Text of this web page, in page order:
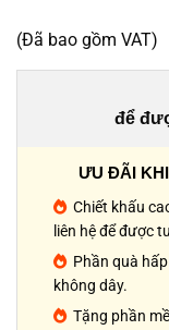
(Đã bao gồm VAT)
để
ƯU ĐÃI
Chiết khấu
liên hệ để được
Phần quà
không dây.
Tặng phần